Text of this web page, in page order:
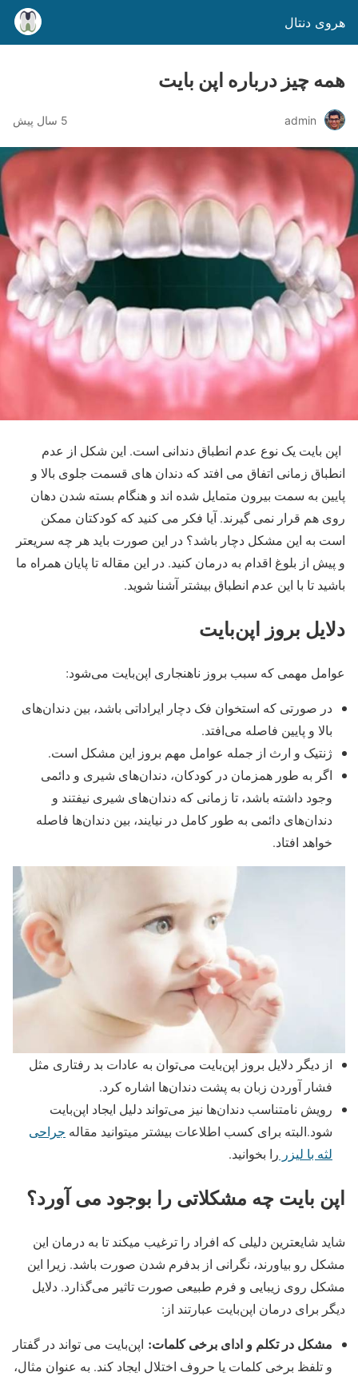
هروی دنتال
همه چیز درباره اپن بایت
admin 5 سال پیش
اپن بایت یک نوع عدم انطباق دندانی است. این شکل از عدم
انطباق زمانی اتفاق می افتد که دندان های قسمت جلوی بالا و
پایین به سمت بیرون متمایل شده اند و هنگام بسته شدن دهان
روی هم قرار نمی گیرند. آیا فکر می کنید که کودکتان ممکن
است به این مشکل دچار باشد؟ در این صورت باید هر چه سریعتر
و پیش از بلوغ اقدام به درمان کنید. در این مقاله تا پایان همراه ما
باشید تا با این عدم انطباق بیشتر آشنا شوید.
دلایل بروز اپن‌بایت
عوامل مهمی که سبب بروز ناهنجاری اپن‌بایت می‌شود:
در صورتی که استخوان فک دچار ایراداتی باشد، بین دندان‌های
بالا و پایین فاصله می‌افتد.
ژنتیک و ارث از جمله عوامل مهم بروز این مشکل است.
اگر به طور همزمان در کودکان، دندان‌های شیری و دائمی
وجود داشته باشد، تا زمانی که دندان‌های شیری نیفتند و
دندان‌های دائمی به طور کامل در نیایند، بین دندان‌ها فاصله
خواهد افتاد.
از دیگر دلایل بروز اپن‌بایت می‌توان به عادات بد رفتاری مثل
فشار آوردن زبان به پشت دندان‌ها اشاره کرد.
رویش نامتناسب دندان‌ها نیز می‌تواند دلیل ایجاد اپن‌بایت
شود.البته برای کسب اطلاعات بیشتر میتوانید مقاله جراحی
لثه با لیزر را بخوانید.
اپن بایت چه مشکلاتی را بوجود می آورد؟
شاید شایعترین دلیلی که افراد را ترغیب میکند تا به درمان این
مشکل رو بیاورند، نگرانی از بدفرم شدن صورت باشد. زیرا این
مشکل روی زیبایی و فرم طبیعی صورت تاثیر می‌گذارد. دلایل
دیگر برای درمان اپن‌بایت عبارتند از:
مشکل در تکلم و ادای برخی کلمات: اپن‌بایت می تواند در گفتار
و تلفظ برخی کلمات یا حروف اختلال ایجاد کند. به عنوان مثال،